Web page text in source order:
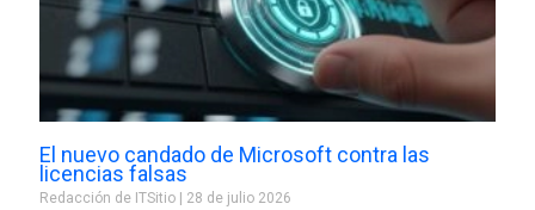
El nuevo candado de Microsoft contra las
licencias falsas
Redacción de ITSitio 28 de julio 2026